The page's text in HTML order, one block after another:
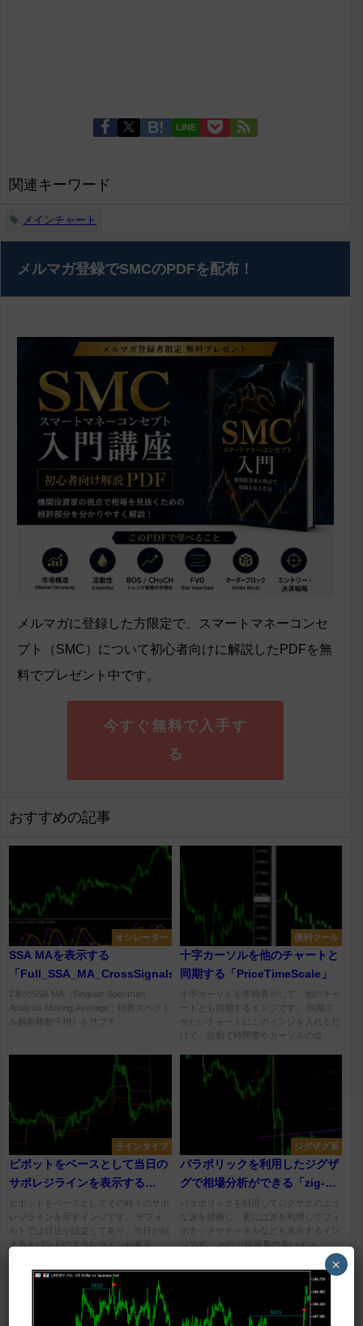
LINE
関連キーワード
メインチャート
メルマガ登録でSMCのPDFを配布！
メルマガに登録した方限定で、スマートマネーコンセ
プト（SMC）について初心者向けに解説したPDFを無
料でプレゼント中です。
今すぐ無料で入手す
る
おすすめの記事
オシレーター
SSA MAを表示する
「Full_SSA_MA_CrossSignals_BTEv」
2本のSSA MA（Singular Spectrum
Analysis Moving Average：特異スペクト
ル解析移動平均）をサブチ...
便利ツール
十字カーソルを他のチャートと
同期する「PriceTimeScale」
十字カーソルを常時表示して、他のチャ
ートとも同期するインジです。 同期さ
せたいチャートにこのインジを入れるだ
けで、自動で時間帯やカーソルの位...
ラインタイプ
ピボットをベースとして当日の
サポレジラインを表示する
「Dynamic pivots (any time
frame + alerts) 」
ピボットをベースとしてその時々のサポ
レジラインを示すインジです。 デフォ
ルトでは日足が設定してあり、当日が始
まるとバンドのようなラインが表示...
ジグザグ系
パラボリックを利用したジグザ
グで相場分析ができる「zig-
zag-on-parabolic-fibo-
channel-indicator」
パラボリックを利用してジグザグのよう
な波を描画し、更には波を利用してフィ
ボナッチやチャネルなども表示するイン
ジです。 かなり情報量の多いイン...
×